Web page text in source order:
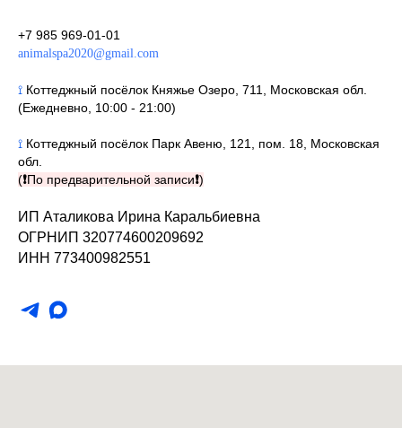
+7 985 969-01-01
animalspa2020@gmail.com
⟟ Коттеджный посёлок Княжье Озеро, 711, Московская обл.
(Ежедневно, 10:00 - 21:00)
⟟ Коттеджный посёлок Парк Авеню, 121, пом. 18, Московская
обл.
(❗По предварительной записи❗)
ИП Аталикова Ирина Каральбиевна
ОГРНИП 320774600209692
ИНН 773400982551